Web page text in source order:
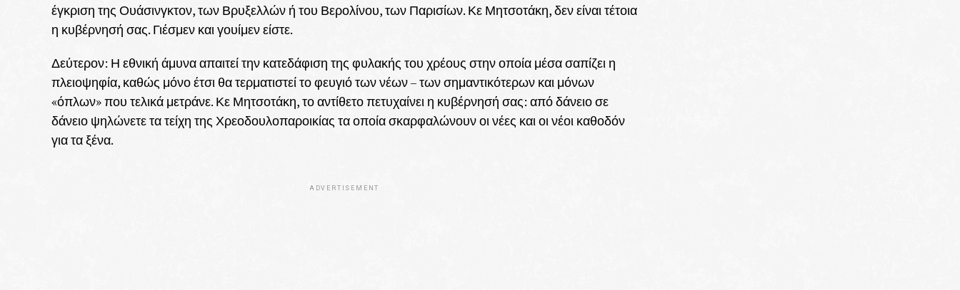
έγκριση της Ουάσινγκτον, των Βρυξελλών ή του Βερολίνου, των Παρισίων. Κε Μητσοτάκη, δεν είναι τέτοια
η κυβέρνησή σας. Γιέσμεν και γουίμεν είστε.
Δεύτερον: Η εθνική άμυνα απαιτεί την κατεδάφιση της φυλακής του χρέους στην οποία μέσα σαπίζει η
πλειοψηφία, καθώς μόνο έτσι θα τερματιστεί το φευγιό των νέων – των σημαντικότερων και μόνων
«όπλων» που τελικά μετράνε. Κε Μητσοτάκη, το αντίθετο πετυχαίνει η κυβέρνησή σας: από δάνειο σε
δάνειο ψηλώνετε τα τείχη της Χρεοδουλοπαροικίας τα οποία σκαρφαλώνουν οι νέες και οι νέοι καθοδόν
για τα ξένα.
ADVERTISEMENT